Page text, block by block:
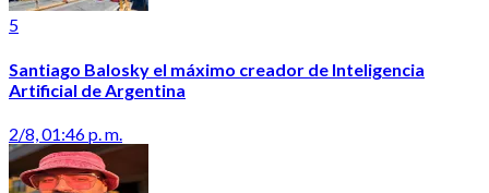
5
Santiago Balosky el máximo creador de Inteligencia
Artificial de Argentina
2/8, 01:46 p. m.